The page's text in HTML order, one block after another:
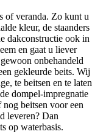
of veranda. Zo kunt u
kleur, de staanders
dakconstructie ook in
en gaat u liever
onbehandeld
gekleurde beits. Wij
te beitsen en te laten
dompel-impregnatie
beitsen voor een
leveren? Dan
op waterbasis.